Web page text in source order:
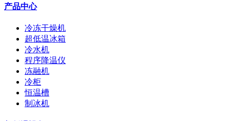
产品中心
冷冻干燥机
超低温冰箱
冷水机
程序降温仪
冻融机
冷柜
恒温槽
制冰机